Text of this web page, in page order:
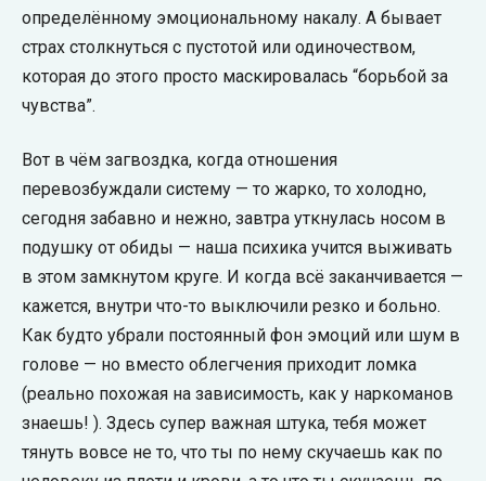
определённому эмоциональному накалу. А бывает
страх столкнуться с пустотой или одиночеством,
которая до этого просто маскировалась “борьбой за
чувства”.
Вот в чём загвоздка, когда отношения
перевозбуждали систему — то жарко, то холодно,
сегодня забавно и нежно, завтра уткнулась носом в
подушку от обиды — наша психика учится выживать
в этом замкнутом круге. И когда всё заканчивается —
кажется, внутри что-то выключили резко и больно.
Как будто убрали постоянный фон эмоций или шум в
голове — но вместо облегчения приходит ломка
(реально похожая на зависимость, как у наркоманов
знаешь! ). Здесь супер важная штука, тебя может
тянуть вовсе не то, что ты по нему скучаешь как по